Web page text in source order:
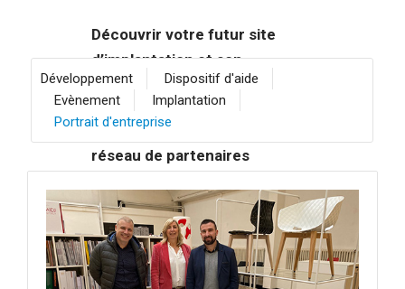
Découvrir votre futur site
d’implantation et son
écosystème
Gagner du temps avec notre
réseau de partenaires
Trouver votre bien foncier et
immobilier
Identifier vos aides financières
Filtrez par catégorie
Développement
Dispositif d'aide
Evènement
Implantation
Portrait d'entreprise